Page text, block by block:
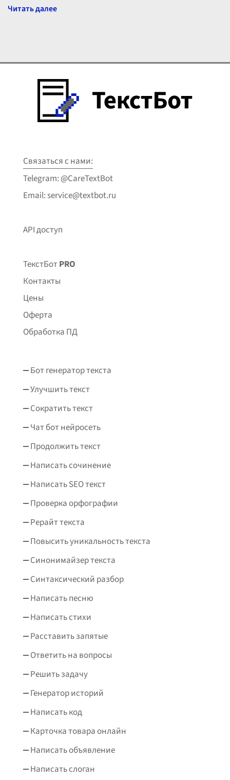
величественный пейзаж. Вернувшис
Связаться с нами:
Telegram: @CareTextBot
Email: service@textbot.ru
API доступ
ТекстБотPRO
Контакты
Цены
Оферта
Обработка ПД
Бот генератор текста
Улучшить текст
Сократить текст
Чат бот нейросеть
Продолжить текст
Написать сочинение
Написать SEO текст
Проверка орфографии
Рерайт текста
Повысить уникальность текста
Синонимайзер текста
Синтаксический разбор
Написать песню
Написать стихи
Расставить запятые
Ответить на вопросы
Решить задачу
Генератор историй
Написать код
Карточка товара онлайн
Написать объявление
Написать слоган